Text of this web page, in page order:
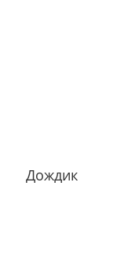
Дождик